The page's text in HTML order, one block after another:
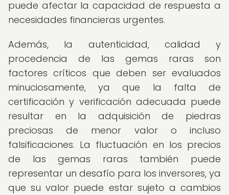
puede afectar la capacidad de respuesta a
necesidades financieras urgentes.
Además, la autenticidad, calidad y
procedencia de las gemas raras son
factores críticos que deben ser evaluados
minuciosamente, ya que la falta de
certificación y verificación adecuada puede
resultar en la adquisición de piedras
preciosas de menor valor o incluso
falsificaciones. La fluctuación en los precios
de las gemas raras también puede
representar un desafío para los inversores, ya
que su valor puede estar sujeto a cambios